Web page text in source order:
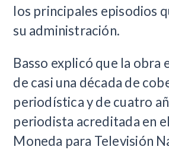
los principales episodios
su administración.
Basso explicó que la obra
de casi una década de
periodística y de cuatro
periodista acreditada en
Moneda para Televisión